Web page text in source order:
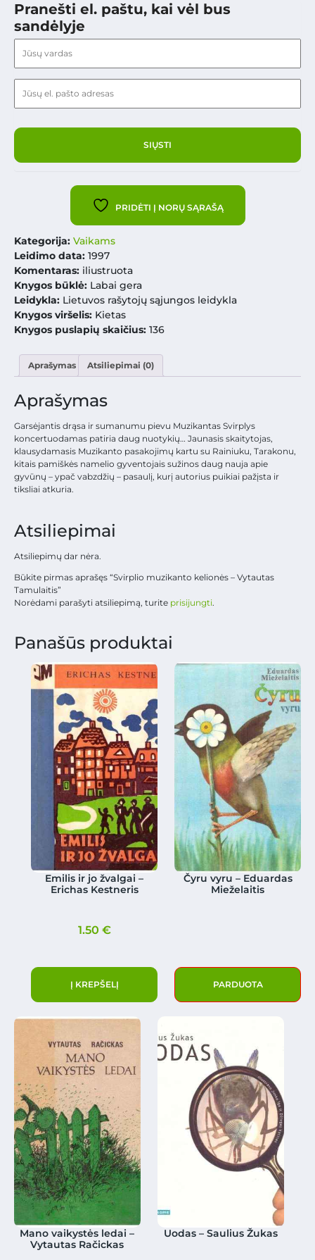
Pranešti el. paštu, kai vėl bus
sandėlyje
PRIDĖTI Į NORŲ SĄRAŠĄ
Kategorija: Vaikams
Leidimo data: 1997
Komentaras: iliustruota
Knygos būklė: Labai gera
Leidykla: Lietuvos rašytojų sąjungos leidykla
Knygos viršelis: Kietas
Knygos puslapių skaičius: 136
Aprašymas Atsiliepimai (0)
Aprašymas
Garsėjantis drąsa ir sumanumu pievu Muzikantas Svirplys
koncertuodamas patiria daug nuotykių… Jaunasis skaitytojas,
klausydamasis Muzikanto pasakojimų kartu su Rainiuku, Tarakonu,
kitais pamiškės namelio gyventojais sužinos daug nauja apie
gyvūnų – ypač vabzdžių – pasaulį, kurį autorius puikiai pažįsta ir
tiksliai atkuria.
Atsiliepimai
Atsiliepimų dar nėra.
Būkite pirmas aprašęs “Svirplio muzikanto kelionės – Vytautas
Tamulaitis”
Norėdami parašyti atsiliepimą, turite prisijungti.
Panašūs produktai
Emilis ir jo žvalgai –
Erichas Kestneris
1.50 €
Į KREPŠELĮ
Čyru vyru – Eduardas
Mieželaitis
PARDUOTA
Mano vaikystės ledai –
Vytautas Račickas
Uodas – Saulius Žukas